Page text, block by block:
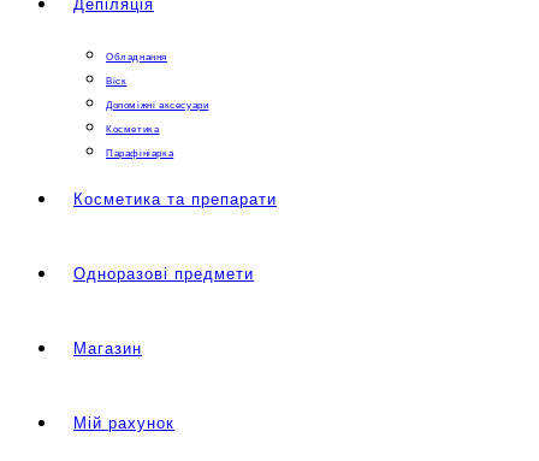
Депіляція
Обладнання
Віск
Допоміжні аксесуари
Косметика
Парафініарка
Косметика та препарати
Одноразові предмети
Магазин
Мій рахунок